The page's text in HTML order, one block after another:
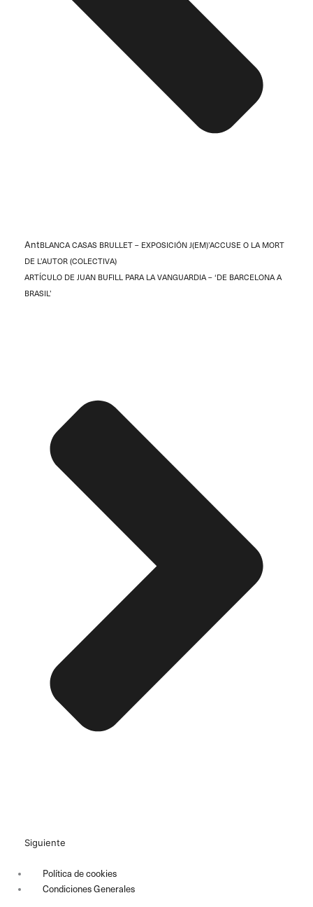
AntBLANCA CASAS BRULLET – EXPOSICIÓN J(EM)’ACCUSE O LA MORT
DE L’AUTOR (COLECTIVA)
ARTÍCULO DE JUAN BUFILL PARA LA VANGUARDIA – ‘DE BARCELONA A
BRASIL’
Siguiente
Política de cookies
Condiciones Generales